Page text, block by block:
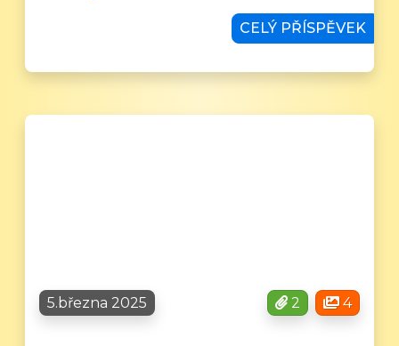
CELÝ PŘÍSPĚVEK
5.března 2025 2 4